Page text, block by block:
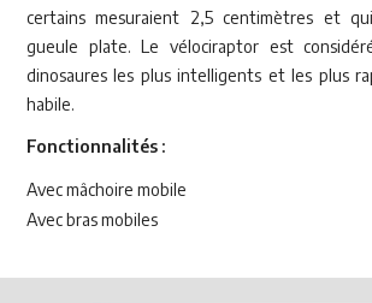
certains mesuraient 2,5 centimètres et
gueule plate. Le vélociraptor est
dinosaures les plus intelligents et les plus
habile.
Fonctionnalités :
Avec mâchoire mobile
Avec bras mobiles